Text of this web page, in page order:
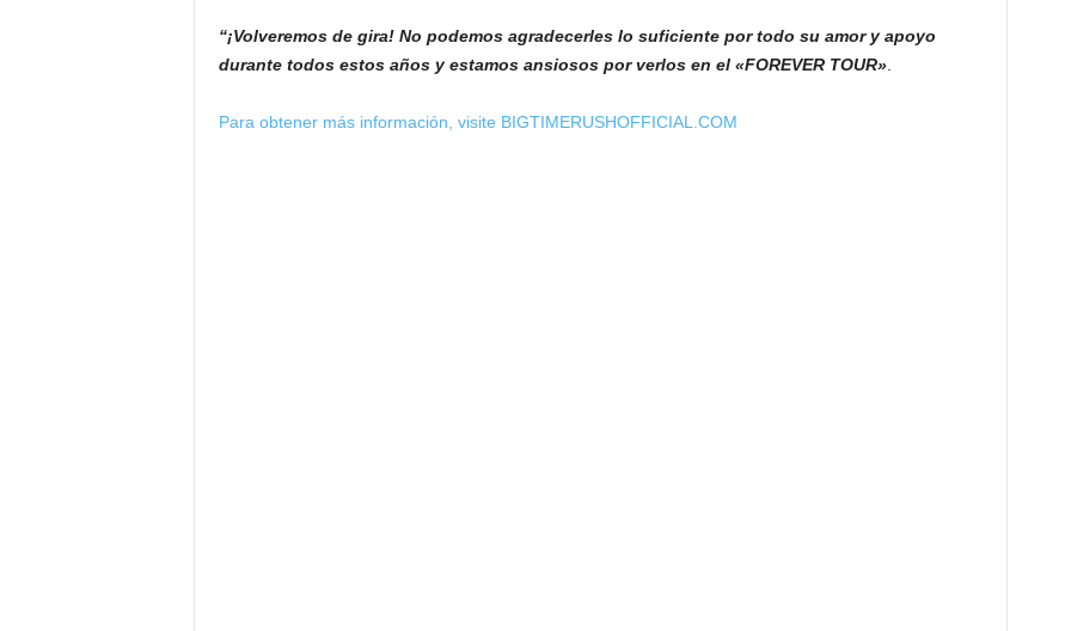
“¡Volveremos de gira! No podemos agradecerles lo suficiente por todo su amor y apoyo
durante todos estos años y estamos ansiosos por verlos en el «FOREVER TOUR».
Para obtener más información, visite BIGTIMERUSHOFFICIAL.COM